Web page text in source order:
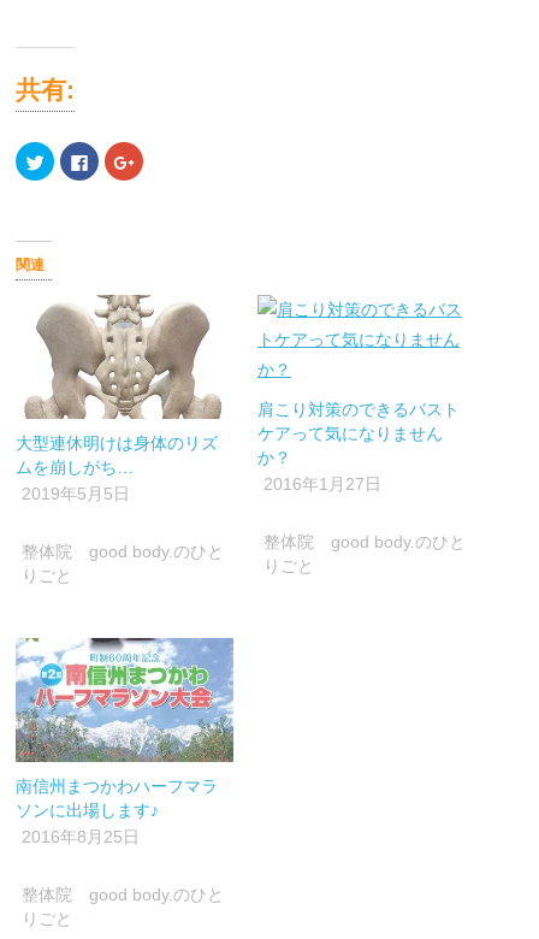
共有:
ク
リ
Twitter
有
(新
し
ウ
ィ
ン
ド
ウ
で
開
き
ま
す)
Facebook
で
ッ
ク
し
て
く
だ
さ
い
(新
し
い
ウ
ィ
ン
ド
開
き
ク
リ
(新
し
い
ウ
ィ
ン
ド
ウ
で
開
き
関連
大型連休明けは身体のリズ
ムを崩しがち…
2019年5月5日
整体院 good body.のひと
りごと
肩こり対策のできるバスト
ケアって気になりません
か？
2016年1月27日
整体院 good body.のひと
りごと
南信州まつかわハーフマラ
ソンに出場します♪
2016年8月25日
整体院 good body.のひと
りごと